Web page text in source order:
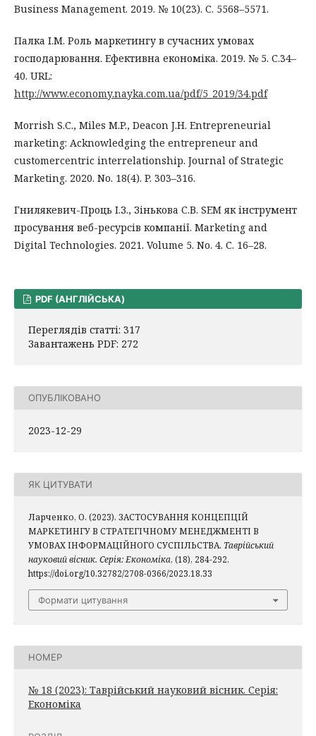
Business Management. 2019. № 10(23). С. 5568–5571.
Палка І.М. Роль маркетингу в сучасних умовах
господарювання. Ефективна економіка. 2019. № 5. С.34–
40. URL:
http://www.economy.nayka.com.ua/pdf/5_2019/34.pdf
Morrish S.C., Miles M.P., Deacon J.H. Entrepreneurial
marketing: Acknowledging the entrepreneur and
customercentric interrelationship. Journal of Strategic
Marketing. 2020. No. 18(4). P. 303–316.
Гнилякевич-Проць І.З., Зінькова С.В. SEM як інструмент
просування веб-ресурсів компанії. Marketing and
Digital Technologies. 2021. Volume 5. No. 4. С. 16–28.
PDF (АНГЛІЙСЬКА)
Переглядів статті: 317
Завантажень PDF: 272
ОПУБЛІКОВАНО
2023-12-29
ЯК ЦИТУВАТИ
Ларченко, О. (2023). ЗАСТОСУВАННЯ КОНЦЕПЦІЙ
МАРКЕТИНГУ В СТРАТЕГІЧНОМУ МЕНЕДЖМЕНТІ В
УМОВАХ ІНФОРМАЦІЙНОГО СУСПІЛЬСТВА. Таврійський
науковий вісник. Серія: Економіка, (18), 284-292.
https://doi.org/10.32782/2708-0366/2023.18.33
Формати цитування
НОМЕР
№ 18 (2023): Таврійський науковий вісник. Серія:
Економіка